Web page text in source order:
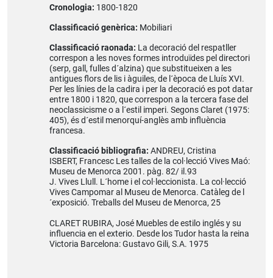
Cronologia: 1800-1820
Classificació genèrica: Mobiliari
Classificació raonada: La decoració del respatller
correspon a les noves formes introduïdes pel directori
(serp, gall, fulles d´alzina) que substitueixen a les
antigues flors de lis i àguiles, de l´època de Lluís XVI.
Per les línies de la cadira i per la decoració es pot datar
entre 1800 i 1820, que correspon a la tercera fase del
neoclassicisme o a l´estil imperi. Segons Claret (1975:
405), és d´estil menorquí-anglès amb influència
francesa.
Classificació bibliografia: ANDREU, Cristina
ISBERT, Francesc Les talles de la col·lecció Vives Maó:
Museu de Menorca 2001. pàg. 82/ il.93
J. Vives Llull. L´home i el col·leccionista. La col·lecció
Vives Campomar al Museu de Menorca. Catàleg de l
´exposició. Treballs del Museu de Menorca, 25
CLARET RUBIRA, José Muebles de estilo inglés y su
influencia en el exterio. Desde los Tudor hasta la reina
Victoria Barcelona: Gustavo Gili, S.A. 1975